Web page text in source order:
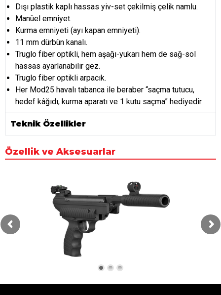
Dışı plastik kaplı hassas yiv-set çekilmiş çelik namlu.
Manüel emniyet.
Kurma emniyeti (ayı kapan emniyeti).
11 mm dürbün kanalı.
Truglo fiber optikli, hem aşağı-yukarı hem de sağ-sol
hassas ayarlanabilir gez.
Truglo fiber optikli arpacık.
Her Mod25 havalı tabanca ile beraber “saçma tutucu,
hedef kâğıdı, kurma aparatı ve 1 kutu saçma” hediyedir.
Teknik Özellikler
Özellik ve Aksesuarlar